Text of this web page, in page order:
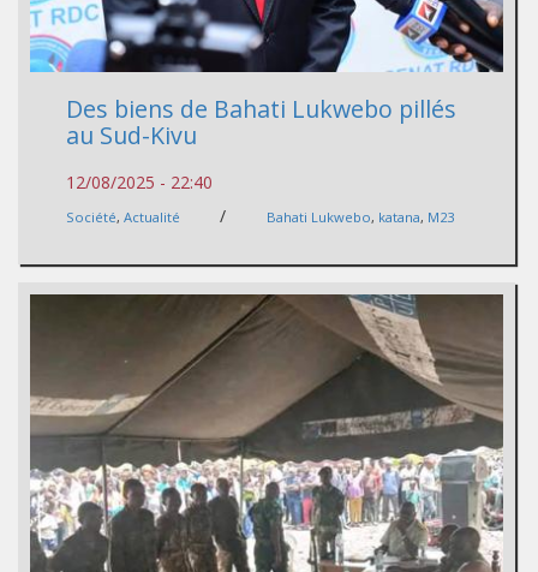
Des biens de Bahati Lukwebo pillés
au Sud-Kivu
12/08/2025 - 22:40
Société, Actualité / Bahati Lukwebo, katana, M23